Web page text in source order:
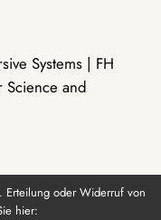
Systems | FH
Science and
Erteilung oder Widerruf von
hier: